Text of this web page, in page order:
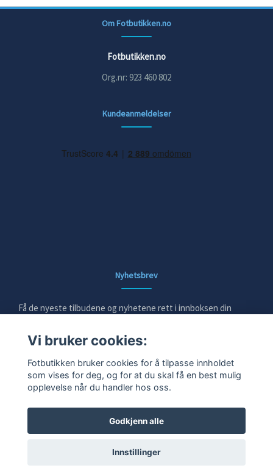
Om Fotbutikken.no
Fotbutikken.no
Org.nr: 923 460 802
Kundeanmeldelser
Nyhetsbrev
Få de nyeste tilbudene og nyhetene rett i innboksen din
E-post
Ja takk!
Vi bruker cookies:
Fotbutikken bruker cookies for å tilpasse innholdet
som vises for deg, og for at du skal få en best mulig
opplevelse når du handler hos oss.
Godkjenn alle
Innstillinger